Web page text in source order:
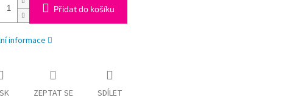
Přidat do košíku
informace
ZEPTAT SE SDÍLET